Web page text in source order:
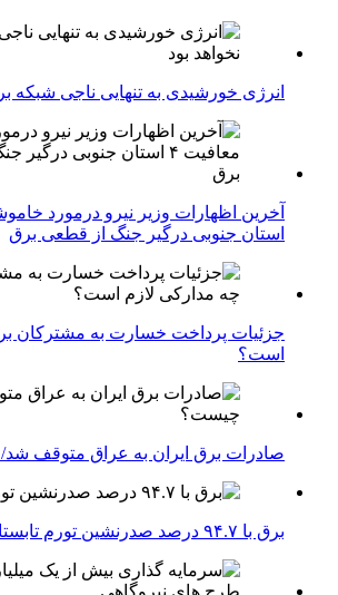
انرژی خورشیدی به تنهایی ناجی شبکه
استان جنوبی درگیر جنگ از قطعی برق
جزئیات پرداخت خسارت به مشترکان
است؟
صادرات برق ایران به عراق متوقف
برق با ۹۴.۷ درصد صدرنشین تورم تابستانی!